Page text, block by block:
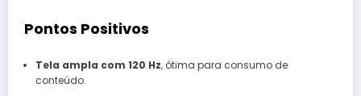
Pontos Positivos
Tela ampla com 120 Hz, ótima para consumo de
conteúdo.